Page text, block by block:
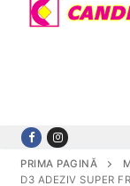
PRIMA PAGINĂ
D3 ADEZIV SUPER